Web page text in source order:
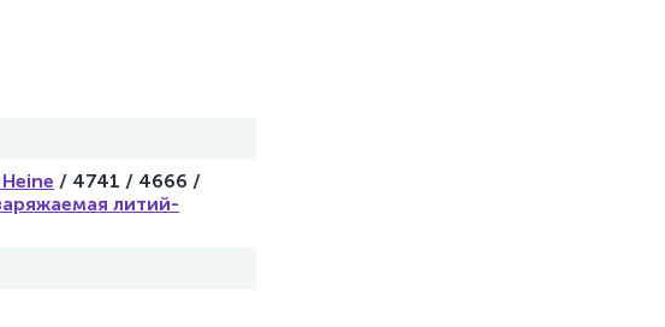
/ 4741 / 4666 /
литий-